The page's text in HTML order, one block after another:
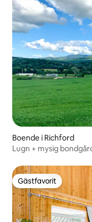
Boende i Richford
Lugn + mysig
Gästfavorit
Gästfavorit